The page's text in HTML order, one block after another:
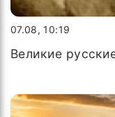
07.08, 10:19
Великие